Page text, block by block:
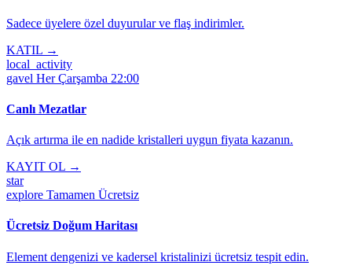
Sadece üyelere özel duyurular ve flaş indirimler.
KATIL →
local_activity
gavel Her Çarşamba 22:00
Canlı Mezatlar
Açık artırma ile en nadide kristalleri uygun fiyata kazanın.
KAYIT OL →
star
explore Tamamen Ücretsiz
Ücretsiz Doğum Haritası
Element dengenizi ve kadersel kristalinizi ücretsiz tespit edin.